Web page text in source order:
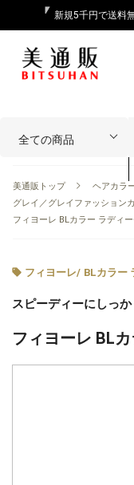
新規5千円で送料
美通販トップ ヘアカラ
グレイ／グレイファッション
フィヨーレ BLカラー ラディ
フィヨーレ/ BLカラー
スピーディーにしっ
フィヨーレ BL